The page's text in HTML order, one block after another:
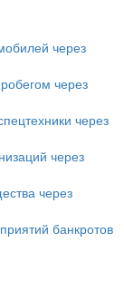
через
через
через
через
через
банкротов